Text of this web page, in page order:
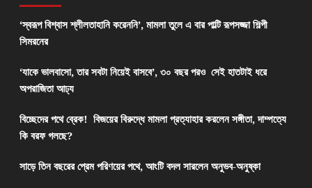
‘স্বরূপ বিশ্বাস শ্লীলতাহানি করেননি’, মামলা তুলে এ বার পাল্টি রূপসজ্জা শিল্পী
সিমরনের
‘যাকে ভালবাসো, তার সবটা নিয়েই বাসবে’, ৩০ বছর পরও সেই হাতটাই ধরে
অপরাজিতা আঢ্য
বিচ্ছেদের পথে ব্রেক! বিজয়ের বিরুদ্ধে মামলা প্রত্যাহার করলেন সঙ্গীতা, দাম্পত্যে
কি বরফ গলছে?
সাড়ে তিন বছরের প্রেম পরিণয়ের পথে, আংটি বদল সারলেন অনুভব-অনুষ্কা